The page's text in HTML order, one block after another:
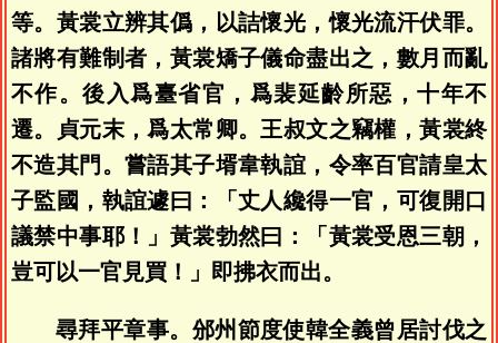
等。黃裳立辨其僞，以詰懷光，懷光流汗伏罪。
諸將有難制者，黃裳矯子儀命盡出之，數月而亂
不作。後入爲臺省官，爲裴延齡所惡，十年不
遷。貞元末，爲太常卿。王叔文之竊權，黃裳終
不造其門。嘗語其子壻韋執誼，令率百官請皇太
子監國，執誼遽曰：「丈人纔得一官，可復開口
議禁中事耶！」黃裳勃然曰：「黃裳受恩三朝，
豈可以一官見買！」即拂衣而出。
尋拜平章事。邠州節度使韓全義曾居討伐之